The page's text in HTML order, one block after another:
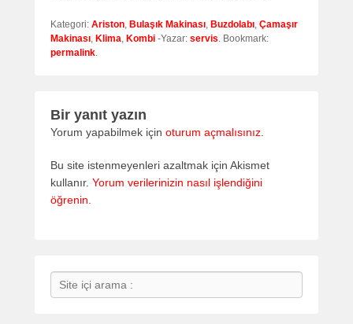
Kategori: Ariston, Bulaşık Makinası, Buzdolabı, Çamaşır
Makinası, Klima, Kombi -Yazar: servis. Bookmark:
permalink.
Bir yanıt yazın
Yorum yapabilmek için oturum açmalısınız
Bu site istenmeyenleri azaltmak için Akismet
kullanır. Yorum verilerinizin nasıl işlendiğini
öğrenin.
Search